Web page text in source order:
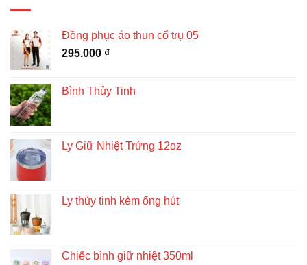
Đồng phục áo thun cổ trụ 05
295.000 ₫
Bình Thủy Tinh
Ly Giữ Nhiệt Trứng 12oz
Ly thủy tinh kèm ống hút
Chiếc bình giữ nhiệt 350ml